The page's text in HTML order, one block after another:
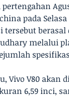
pada
berasal
melalui
Vivo V80 akan
6,59 inci,